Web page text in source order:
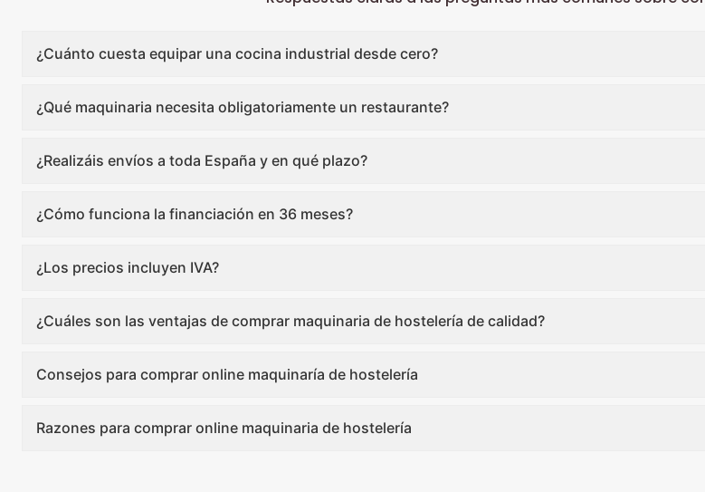
¿Cuánto cuesta equipar una cocina industrial desde cero?
¿Qué maquinaria necesita obligatoriamente un restaurante?
¿Realizáis envíos a toda España y en qué plazo?
¿Cómo funciona la financiación en 36 meses?
¿Los precios incluyen IVA?
¿Cuáles son las ventajas de comprar maquinaria de hostelería de calidad?
Consejos para comprar online maquinaría de hostelería
Razones para comprar online maquinaria de hostelería